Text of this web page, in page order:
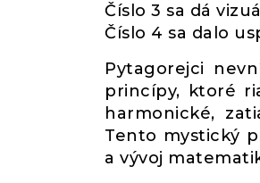
Číslo 3 sa dá
Číslo 4 sa dalo
Pytagorejci
princípy, ktoré
harmonické,
Tento mystický
a vývoj